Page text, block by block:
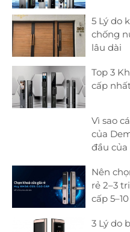
5 Lý do
chống
lâu dài
Top 3
cấp
Vì sao
của
đầu
Nên
rẻ 2–3
cấp
3 Lý do